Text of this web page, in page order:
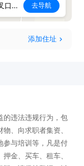
商丘市虞城县珠江路与嵩山大道交叉口南40米 去导航
添加住址
的违法违规行为，包
、向求职者集资、
参与培训等，凡是付
金、买车、租车、